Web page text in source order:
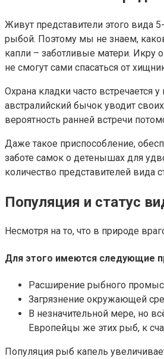
Живут представители этого вида
рыбой. Поэтому мы не знаем,
капли – заботливые матери. Икру
не смогут сами спасаться от
Охрана кладки часто встречается
австралийский бычок уводит
вероятность ранней встречи
Даже такое приспособление,
заботе самок о детенышах для
количество представителей вида
Популяция и статус
Несмотря на то, что в природе
Для этого имеются следующие
Расширение рыбного
Загрязнение окружающей
В незначительной мере, но
Европейцы же этих рыб, к
Популяция рыб капель